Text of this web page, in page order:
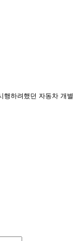
행하려했던 자동차 개별